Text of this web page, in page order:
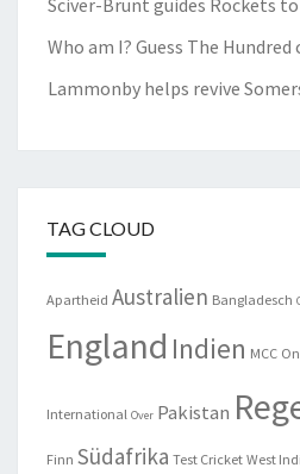
Sciver-Brunt guides Rockets
Who am I? Guess The
Lammonby helps revive
TAG CLOUD
Apartheid Australien Bangladesch
England Indien MCC
International Over Pakistan
Finn Südafrika Test Cricket West